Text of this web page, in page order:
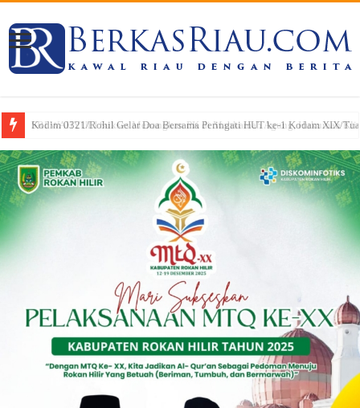
SRI WAHYULI Sukses Menangkan PK di Mahkamah Agung, Hukuman